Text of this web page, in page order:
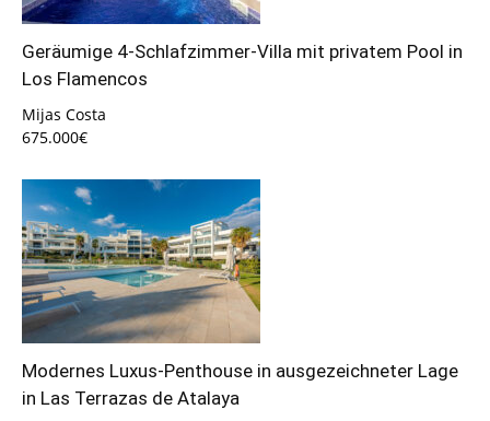
Geräumige 4-Schlafzimmer-Villa mit privatem Pool in
Los Flamencos
Mijas Costa
675.000€
Modernes Luxus-Penthouse in ausgezeichneter Lage
in Las Terrazas de Atalaya